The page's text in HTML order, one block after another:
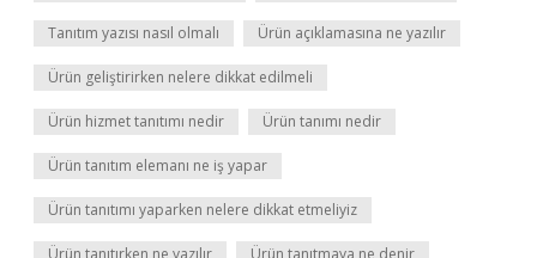
Tanıtım yazısı nasıl olmalı Ürün açıklamasına ne yazılır
Ürün geliştirirken nelere dikkat edilmeli
Ürün hizmet tanıtımı nedir Ürün tanımı nedir
Ürün tanıtım elemanı ne iş yapar
Ürün tanıtımı yaparken nelere dikkat etmeliyiz
Ürün tanıtırken ne yazılır Ürün tanıtmaya ne denir